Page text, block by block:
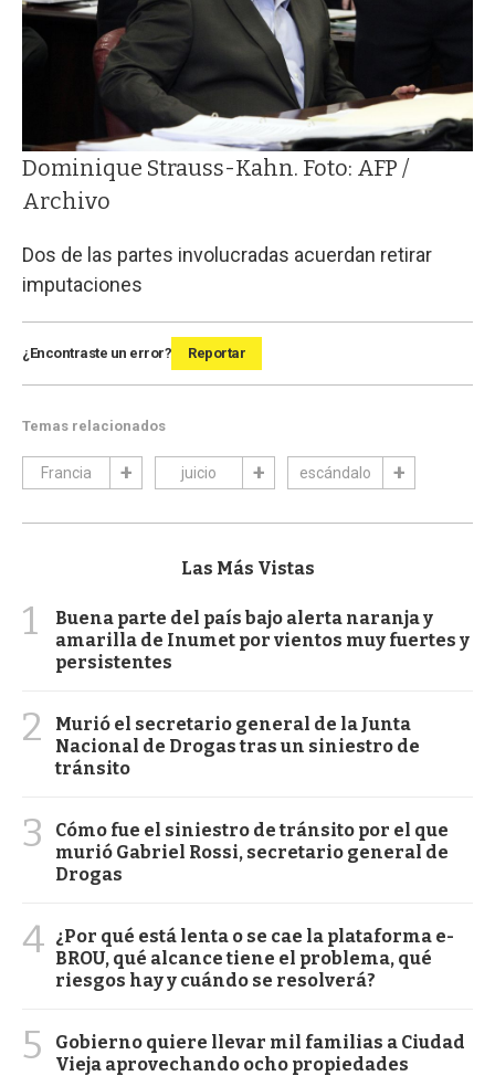
Dominique Strauss-Kahn. Foto: AFP /
Archivo
Dos de las partes involucradas acuerdan retirar
imputaciones
¿Encontraste un error? Reportar
Temas relacionados
Francia juicio escándalo
Las Más Vistas
1
Buena parte del país bajo alerta naranja y
amarilla de Inumet por vientos muy fuertes y
persistentes
2
Murió el secretario general de la Junta
Nacional de Drogas tras un siniestro de
tránsito
3
Cómo fue el siniestro de tránsito por el que
murió Gabriel Rossi, secretario general de
Drogas
4 ¿Por qué está lenta o se cae la plataforma e-
BROU, qué alcance tiene el problema, qué
riesgos hay y cuándo se resolverá?
5
Gobierno quiere llevar mil familias a Ciudad
Vieja aprovechando ocho propiedades